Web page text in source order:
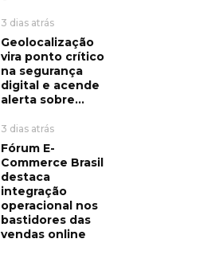
3 dias atrás
Geolocalização
vira ponto crítico
na segurança
digital e acende
alerta sobre...
3 dias atrás
Fórum E-
Commerce Brasil
destaca
integração
operacional nos
bastidores das
vendas online